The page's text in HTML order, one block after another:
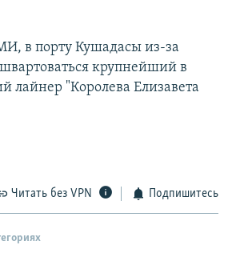
в порту Кушадасы из-за
крупнейший в
лайнер "Королева Елизавета
Читать без VPN Подпишитесь